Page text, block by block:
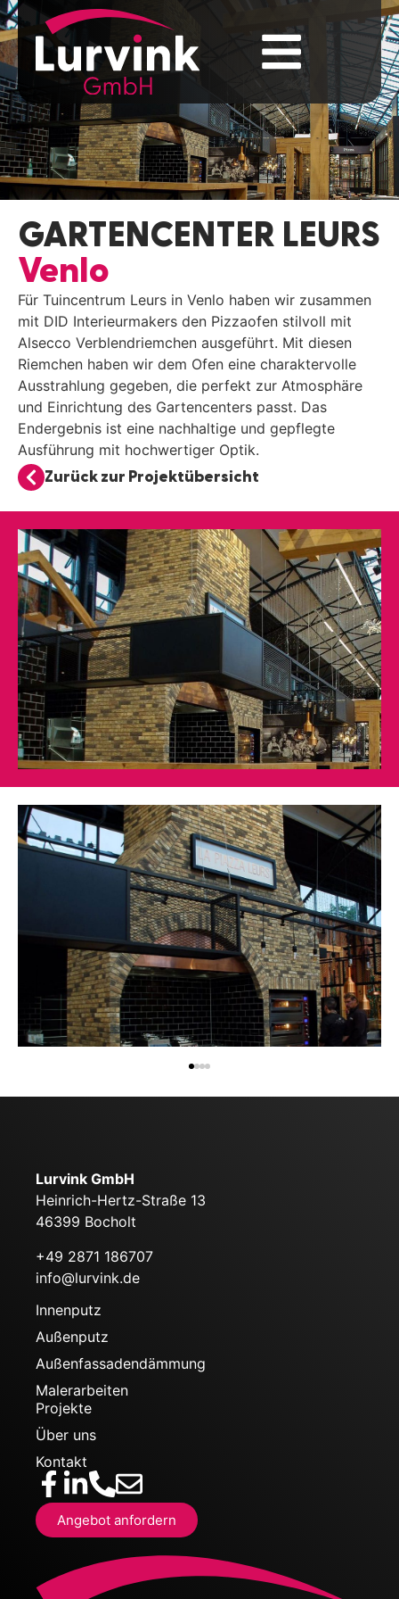
GARTENCENTER LEURS
Venlo
Für Tuincentrum Leurs in Venlo haben wir zusammen
mit DID Interieurmakers den Pizzaofen stilvoll mit
Alsecco Verblendriemchen ausgeführt. Mit diesen
Riemchen haben wir dem Ofen eine charaktervolle
Ausstrahlung gegeben, die perfekt zur Atmosphäre
und Einrichtung des Gartencenters passt. Das
Endergebnis ist eine nachhaltige und gepflegte
Ausführung mit hochwertiger Optik.
Zurück zur Projektübersicht
Lurvink GmbH
Heinrich-Hertz-Straße 13
46399 Bocholt
+49 2871 186707
info@lurvink.de
Innenputz
Außenputz
Außenfassadendämmung
Malerarbeiten
Projekte
Über uns
Kontakt
Angebot anfordern